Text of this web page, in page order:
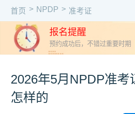
首页 > NPDP > 准考证
报名提醒
预约成功后，不错过重要时期
2026年5月NPDP准考
怎样的